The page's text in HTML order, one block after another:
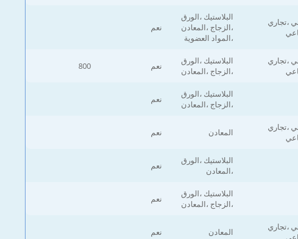
،تجاري
البلاستيك ،الورق
،الزجاج ،المعادن
،المواد العضوية
نعم
،تجاري
البلاستيك ،الورق
،الزجاج ،المعادن
نعم 800
البلاستيك ،الورق
،الزجاج ،المعادن
نعم
،تجاري
المعادن نعم
البلاستيك ،الورق
،المعادن
نعم
البلاستيك ،الورق
،الزجاج ،المعادن
نعم
،تجاري
المعادن نعم